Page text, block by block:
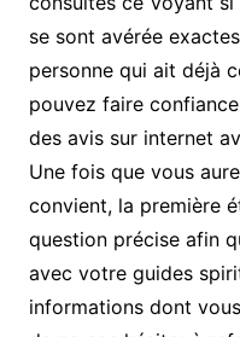
se sont avérée
personne qui ait déjà
pouvez faire
des avis sur internet
Une fois que vous
convient, la première
question précise afin
avec votre guides
informations dont